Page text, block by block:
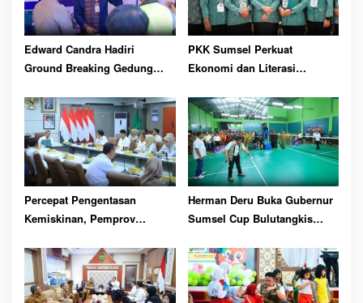
Edward Candra Hadiri
Ground Breaking Gedung
PKK Sumsel Perkuat
Ekonomi dan Literasi
Percepat Pengentasan
Kemiskinan, Pemprov
Multihelix
Herman Deru Buka Gubernur
Sumsel Cup Bulutangkis